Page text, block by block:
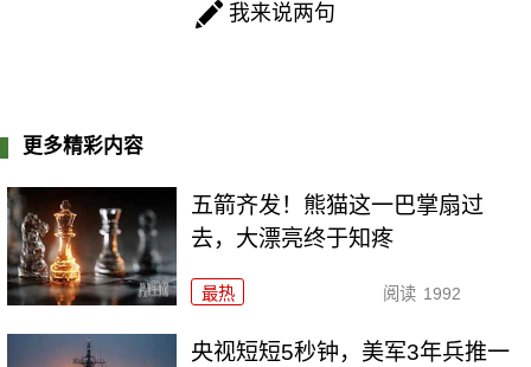
我来说两句
更多精彩内容
五箭齐发！熊猫这一巴掌扇过
去，大漂亮终于知疼
最热 阅读 1992
央视短短5秒钟，美军3年兵推一